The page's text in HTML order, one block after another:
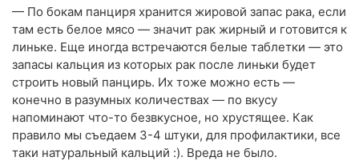
— По бокам панциря хранится жировой запас рака, если
там есть белое мясо — значит рак жирный и готовится к
линьке. Еще иногда встречаются белые таблетки — это
запасы кальция из которых рак после линьки будет
строить новый панцирь. Их тоже можно есть —
конечно в разумных количествах — по вкусу
напоминают что-то безвкусное, но хрустящее. Как
правило мы съедаем 3-4 штуки, для профилактики, все
таки натуральный кальций :). Вреда не было.